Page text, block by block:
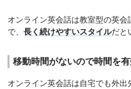
オンライン英会話は教室型の英
で、 長く続けやすいスタイルだと
移動時間がないので時間を
オンライン英会話は自宅でも外出